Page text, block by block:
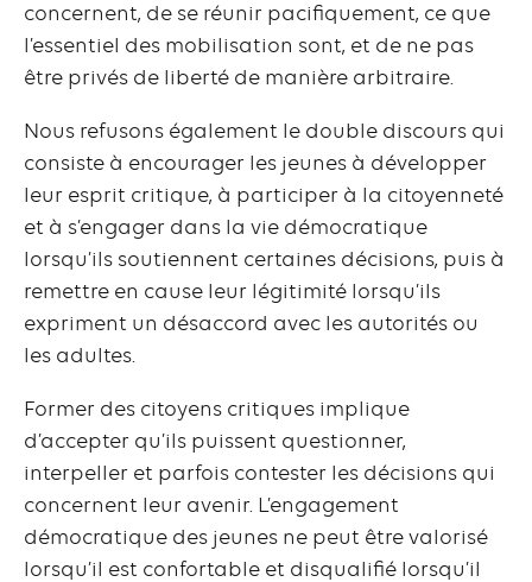
concernent, de se réunir pacifiquement, ce que
l’essentiel des mobilisation sont, et de ne pas
être privés de liberté de manière arbitraire.
Nous refusons également le double discours qui
consiste à encourager les jeunes à développer
leur esprit critique, à participer à la citoyenneté
et à s’engager dans la vie démocratique
lorsqu’ils soutiennent certaines décisions, puis à
remettre en cause leur légitimité lorsqu’ils
expriment un désaccord avec les autorités ou
les adultes.
Former des citoyens critiques implique
d’accepter qu’ils puissent questionner,
interpeller et parfois contester les décisions qui
concernent leur avenir. L’engagement
démocratique des jeunes ne peut être valorisé
lorsqu’il est confortable et disqualifié lorsqu’il